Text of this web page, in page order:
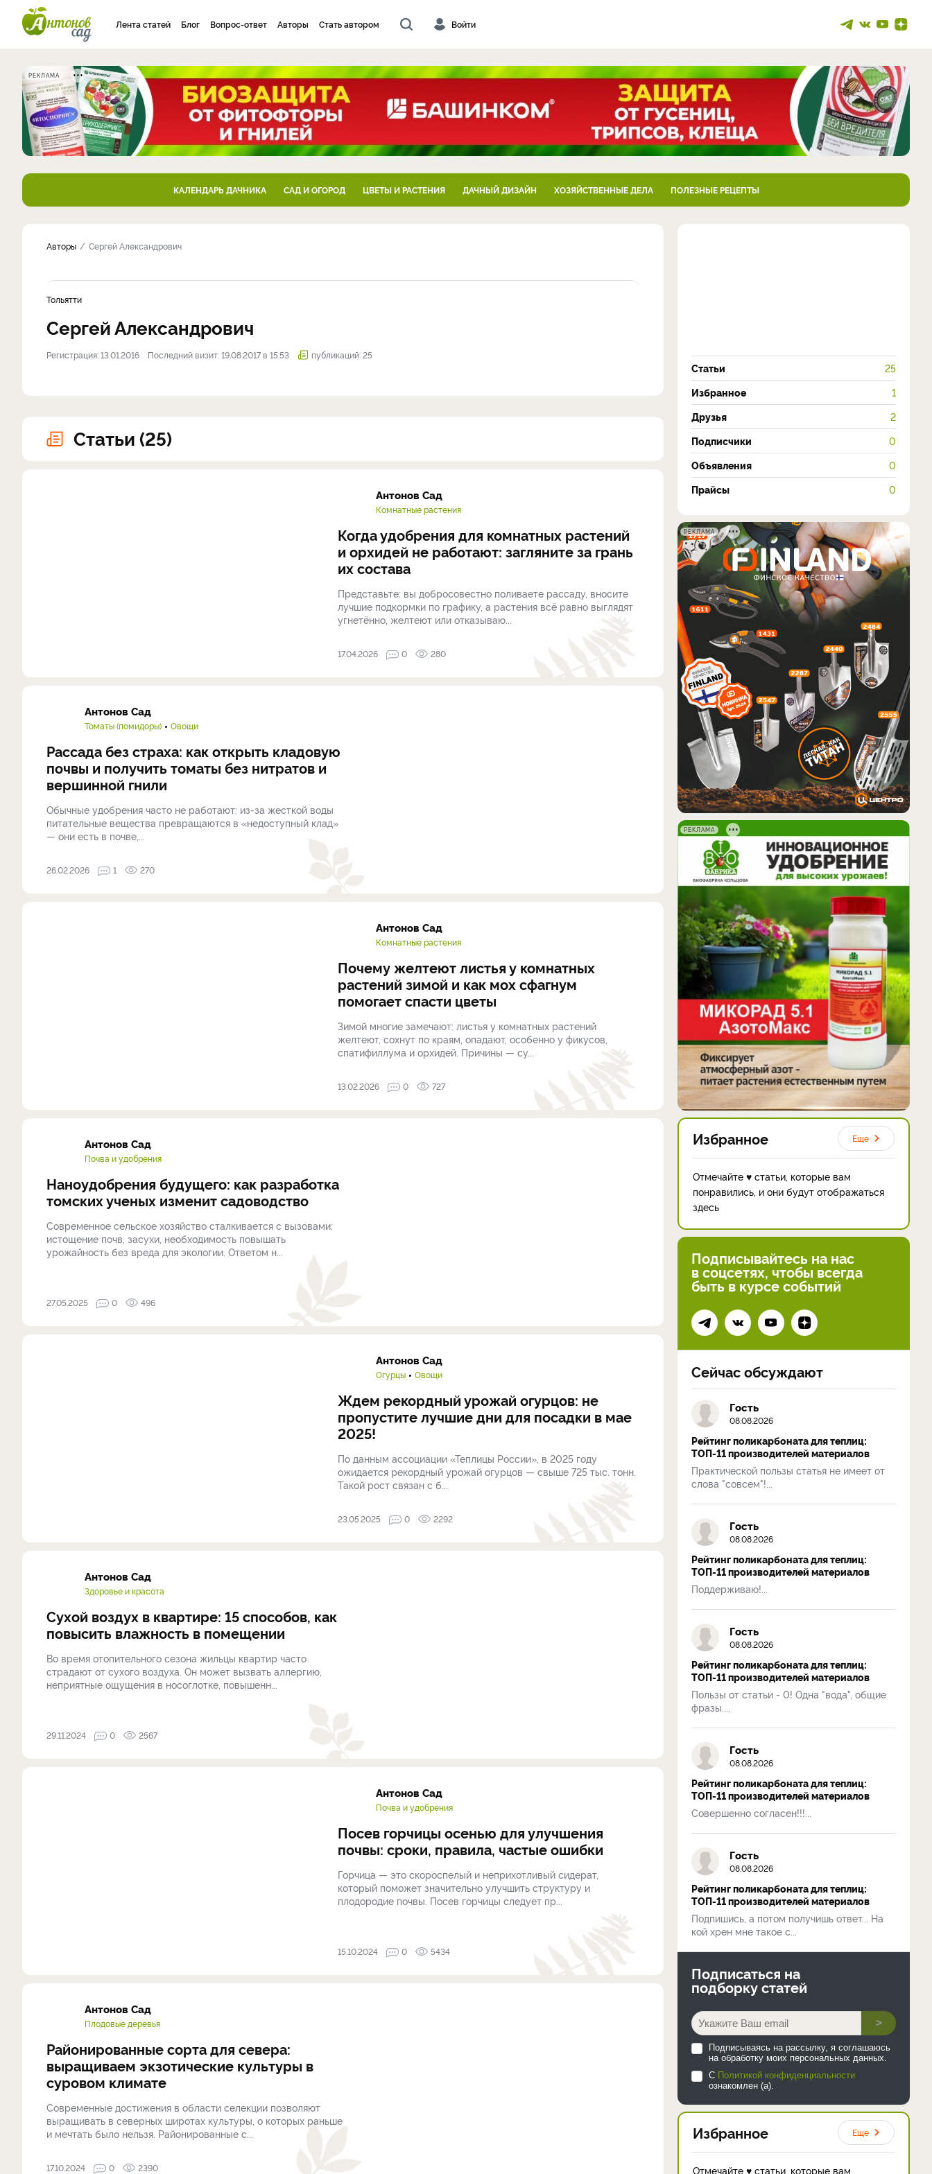
Лента статей Блог Вопрос-ответ Авторы Стать автором Войти
РЕКЛАМА
КАЛЕНДАРЬ ДАЧНИКА САД И ОГОРОД ЦВЕТЫ И РАСТЕНИЯ ДАЧНЫЙ ДИЗАЙН ХОЗЯЙСТВЕННЫЕ ДЕЛА ПОЛЕЗНЫЕ РЕЦЕПТЫ
Авторы Сергей Александрович
Тольятти
Сергей Александрович
Регистрация: 13.01.2016 Последний визит: 19.08.2017 в 15:53 публикаций: 25
Статьи (25)
Антонов Сад
Комнатные растения
Когда удобрения для комнатных растений
и орхидей не работают: загляните за грань
их состава
Представьте: вы добросовестно поливаете рассаду, вносите
лучшие подкормки по графику, а растения всё равно выглядят
угнетённо, желтеют или отказываю...
17.04.2026 0 280
Антонов Сад
Томаты (помидоры) Овощи
Рассада без страха: как открыть кладовую
почвы и получить томаты без нитратов и
вершинной гнили
Обычные удобрения часто не работают: из-за жесткой воды
питательные вещества превращаются в «недоступный клад»
— они есть в почве,...
26.02.2026 1 270
Антонов Сад
Комнатные растения
Почему желтеют листья у комнатных
растений зимой и как мох сфагнум
помогает спасти цветы
Зимой многие замечают: листья у комнатных растений
желтеют, сохнут по краям, опадают, особенно у фикусов,
спатифиллума и орхидей. Причины — су...
13.02.2026 0 727
Антонов Сад
Почва и удобрения
Наноудобрения будущего: как разработка
томских ученых изменит садоводство
Современное сельское хозяйство сталкивается с вызовами:
истощение почв, засухи, необходимость повышать
урожайность без вреда для экологии. Ответом н...
27.05.2025 0 496
Антонов Сад
Огурцы Овощи
Ждем рекордный урожай огурцов: не
пропустите лучшие дни для посадки в мае
2025!
По данным ассоциации «Теплицы России», в 2025 году
ожидается рекордный урожай огурцов — свыше 725 тыс. тонн.
Такой рост связан с б...
23.05.2025 0 2292
Антонов Сад
Здоровье и красота
Сухой воздух в квартире: 15 способов, как
повысить влажность в помещении
Во время отопительного сезона жильцы квартир часто
страдают от сухого воздуха. Он может вызвать аллергию,
неприятные ощущения в носоглотке, повышенн...
29.11.2024 0 2567
Антонов Сад
Почва и удобрения
Посев горчицы осенью для улучшения
почвы: сроки, правила, частые ошибки
Горчица — это скороспелый и неприхотливый сидерат,
который поможет значительно улучшить структуру и
плодородие почвы. Посев горчицы следует пр...
15.10.2024 0 5434
Антонов Сад
Плодовые деревья
Районированные сорта для севера:
выращиваем экзотические культуры в
суровом климате
Современные достижения в области селекции позволяют
выращивать в северных широтах культуры, о которых раньше
и мечтать было нельзя. Районированные с...
17.10.2024 0 2390
Статьи 25
Избранное 1
Друзья 2
Подписчики 0
Объявления 0
Прайсы 0
РЕКЛАМА
РЕКЛАМА
Избранное Еще
Отмечайте ♥ статьи, которые вам
понравились, и они будут отображаться
здесь
Подписывайтесь на нас
в соцсетях, чтобы всегда
быть в курсе событий
Сейчас обсуждают
Гость
08.08.2026
Рейтинг поликарбоната для теплиц:
ТОП-11 производителей материалов
Практической пользы статья не имеет от
слова "совсем"!...
Гость
08.08.2026
Рейтинг поликарбоната для теплиц:
ТОП-11 производителей материалов
Поддерживаю!...
Гость
08.08.2026
Рейтинг поликарбоната для теплиц:
ТОП-11 производителей материалов
Пользы от статьи - 0! Одна "вода", общие
фразы....
Гость
08.08.2026
Рейтинг поликарбоната для теплиц:
ТОП-11 производителей материалов
Совершенно согласен!!!...
Гость
08.08.2026
Рейтинг поликарбоната для теплиц:
ТОП-11 производителей материалов
Подпишись, а потом получишь ответ... На
кой хрен мне такое с...
Подписаться на
подборку статей
>
Подписываясь на рассылку, я соглашаюсь
на обработку моих персональных данных.
С Политикой конфиденциальности
ознакомлен (а).
Избранное Еще
Отмечайте ♥ статьи, которые вам